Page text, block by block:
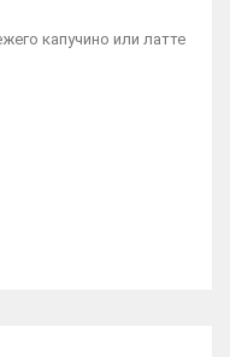
капучино или латте